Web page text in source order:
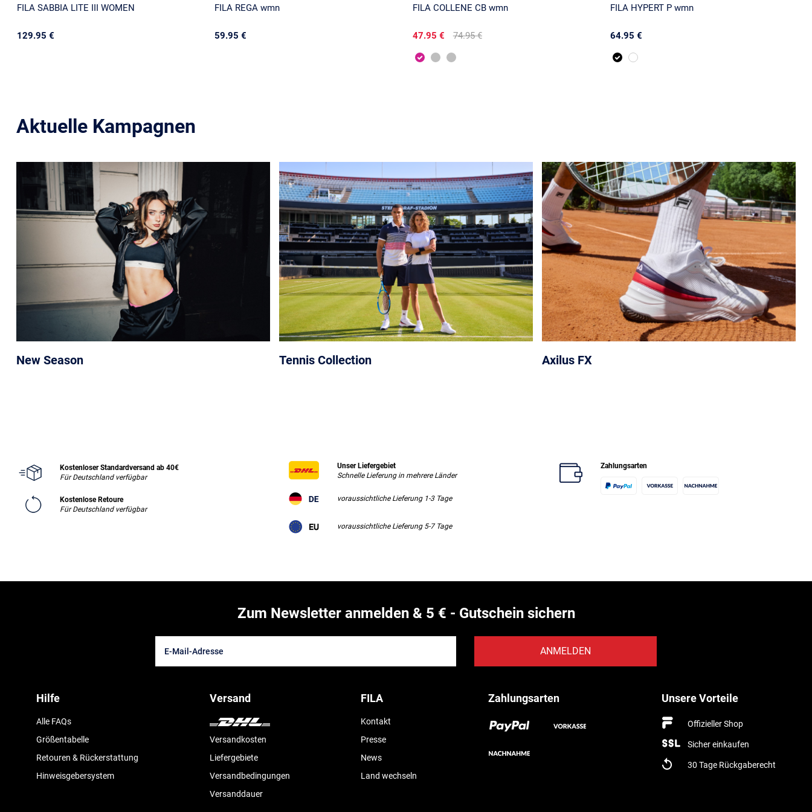
FILA SABBIA LITE III WOMEN
129.95 €
FILA REGA wmn
59.95 €
FILA COLLENE CB wmn
47.95 € 74.95 €
FILA HYPERT P wmn
64.95 €
Aktuelle Kampagnen
New Season Tennis Collection Axilus FX
Kostenloser Standardversand ab 40€
Für Deutschland verfügbar
Kostenlose Retoure
Für Deutschland verfügbar
Unser Liefergebiet
Schnelle Lieferung in mehrere Länder
voraussichtliche Lieferung 1-3 Tage
voraussichtliche Lieferung 5-7 Tage
Zahlungsarten
Zum Newsletter anmelden & 5 € - Gutschein sichern
ANMELDEN
Hilfe
Alle FAQs
Größentabelle
Retouren & Rückerstattung
Hinweisgebersystem
Versand
Versandkosten
Liefergebiete
Versandbedingungen
Versanddauer
FILA
Kontakt
Presse
News
Land wechseln
Zahlungsarten Unsere Vorteile
Offizieller Shop
Sicher einkaufen
30 Tage Rückgaberecht